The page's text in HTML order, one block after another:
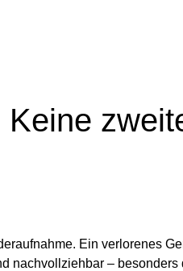
Ein verlorenes
nachvollziehbar – besonders